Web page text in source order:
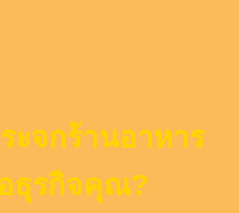
ะจกร้านอาหาร
ธุรกิจคุณ?